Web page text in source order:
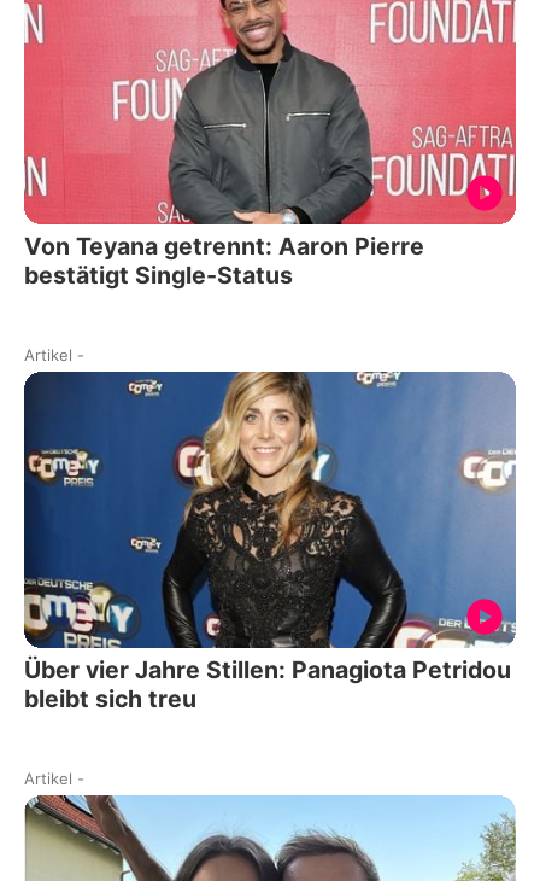
Von Teyana getrennt: Aaron Pierre
bestätigt Single-Status
Artikel -
Über vier Jahre Stillen: Panagiota Petridou
bleibt sich treu
Artikel -